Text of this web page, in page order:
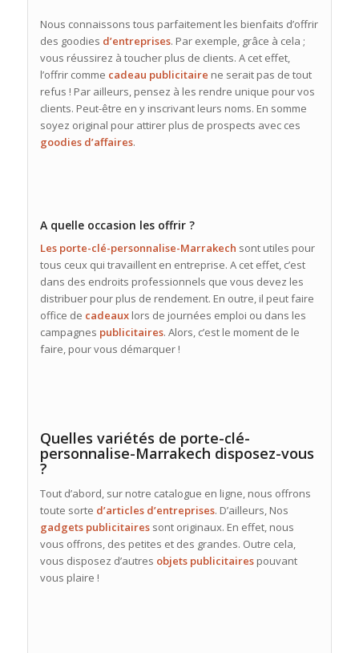
Nous connaissons tous parfaitement les bienfaits d’offrir
des goodies d’entreprises. Par exemple, grâce à cela ;
vous réussirez à toucher plus de clients. A cet effet,
l’offrir comme cadeau publicitaire ne serait pas de tout
refus ! Par ailleurs, pensez à les rendre unique pour vos
clients. Peut-être en y inscrivant leurs noms. En somme
soyez original pour attirer plus de prospects avec ces
goodies d’affaires.
A quelle occasion les offrir ?
Les porte-clé-personnalise-Marrakech sont utiles pour
tous ceux qui travaillent en entreprise. A cet effet, c’est
dans des endroits professionnels que vous devez les
distribuer pour plus de rendement. En outre, il peut faire
office de cadeauxlors de journées emploi ou dans les
campagnes publicitaires. Alors, c’est le moment de le
faire, pour vous démarquer !
Quelles variétés de porte-clé-
personnalise-Marrakech disposez-vous
?
Tout d’abord, sur notre catalogue en ligne, nous offrons
toute sorte d’articles d’entreprises. D’ailleurs, Nos
gadgets publicitairessont originaux. En effet, nous
vous offrons, des petites et des grandes. Outre cela,
vous disposez d’autres objets publicitairespouvant
vous plaire !